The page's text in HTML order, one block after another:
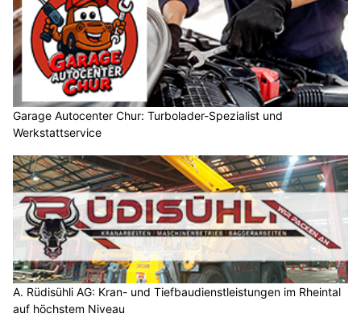
Garage Autocenter Chur: Turbolader-Spezialist und
Werkstattservice
A. Rüdisühli AG: Kran- und Tiefbaudienstleistungen im Rheintal
auf höchstem Niveau